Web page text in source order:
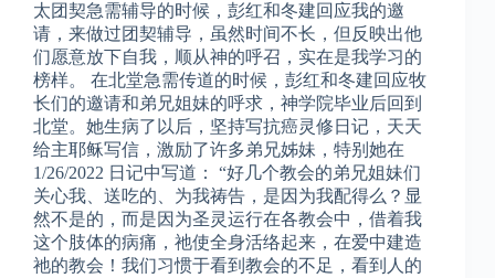
太团契急需辅导的时候，彭红和冬建回应我的邀
请，来做过团契辅导，虽然时间不长，但反映出他
们愿意放下自我，顺从神的呼召，实在是我学习的
榜样。 在北堂急需传道的时候，彭红和冬建回应牧
长们的邀请和弟兄姐妹的呼求，神学院毕业后回到
北堂。她生病了以后，坚持写抗癌灵修日记，天天
给主耶稣写信，激励了许多弟兄姊妹，特别她在
1/26/2022 日记中写道： “好几个教会的弟兄姐妹们
关心我、送吃的、为我祷告，是因为我配得么？显
然不是的，而是因为圣灵运行在各教会中，借着我
这个肢体的病痛，祂使全身活络起来，在爱中建造
祂的教会！我们习惯于看到教会的不足，看到人的